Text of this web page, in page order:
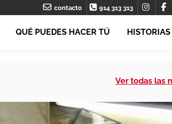
contacto 914 313 313
QUÉ PUEDES HACER TÚ HISTORIAS
Ver todas las